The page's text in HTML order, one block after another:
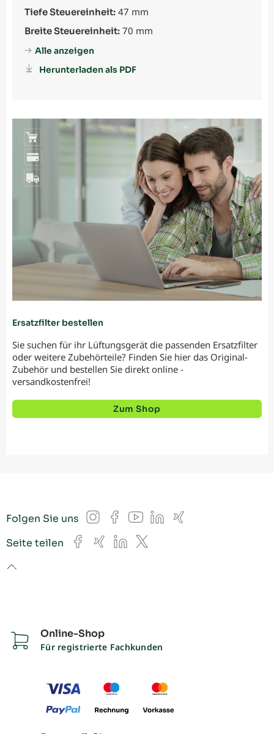
Tiefe Steuereinheit: 47 mm
Breite Steuereinheit: 70 mm
Alle anzeigen
Herunterladen als PDF
Ersatzfilter bestellen
Sie suchen für ihr Lüftungsgerät die passenden Ersatzfilter
oder weitere Zubehörteile? Finden Sie hier das Original-
Zubehör und bestellen Sie direkt online -
versandkostenfrei!
Zum Shop
Folgen Sie uns Instagram
Facebook
YouTube
LinkedIn
Xing
Seite teilen Facebook
XingLinkedIn
X
to top
Online-Shop
Für registrierte Fachkunden